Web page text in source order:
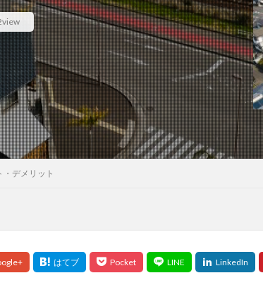
デメリット